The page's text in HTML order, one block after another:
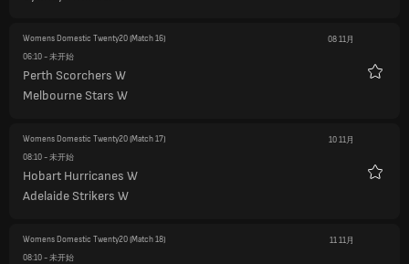
Womens Domestic Twenty20(Match 16)
08 11月
06:10- 未开始
Perth Scorchers W
Melbourne Stars W
Womens Domestic Twenty20(Match 17)
10 11月
08:10- 未开始
Hobart Hurricanes W
Adelaide Strikers W
Womens Domestic Twenty20(Match 18)
11 11月
08:10- 未开始